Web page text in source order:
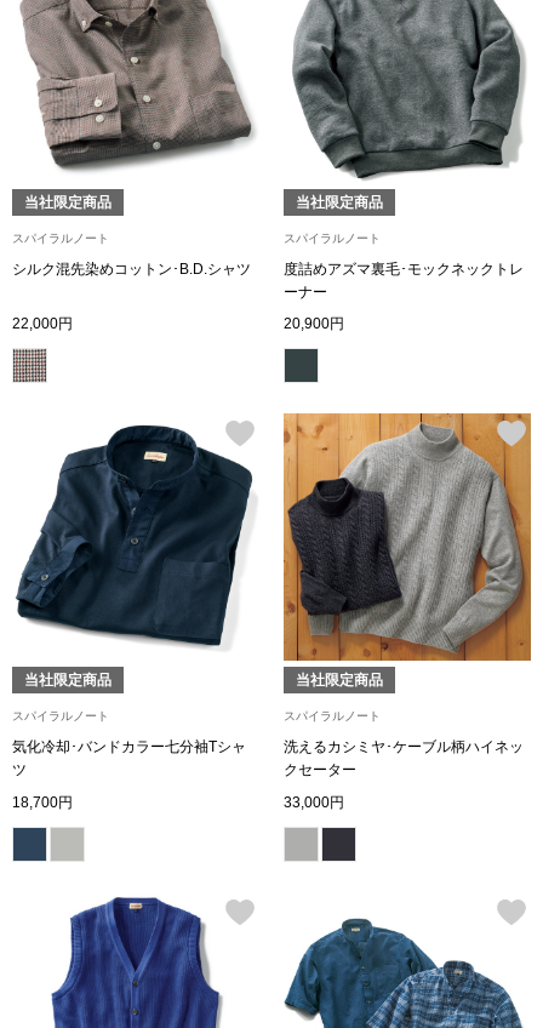
Salon de GRANDGRIS
ランド
すべて見る
BOGARD
BOGARD July
アウター
コート
ブルゾン
その他
トップス
タンクトップ
トレーナー／
当社限定商品
スパイラルノート
シルク混先染めコットン･B.D.シャツ
22,000円
当社限定商品
スパイラルノート
度詰めアズマ裏毛･モックネックトレ
ーナー
20,900円
当社限定商品
スパイラルノート
気化冷却･バンドカラー七分袖Tシャ
ツ
18,700円
当社限定商品
スパイラルノート
洗えるカシミヤ･ケーブル柄ハイネッ
クセーター
33,000円